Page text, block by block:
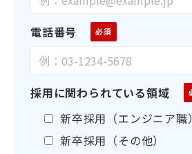
電話番号
採用に関わられている領域
新卒採用（エンジニア職）
新卒採用（その他）